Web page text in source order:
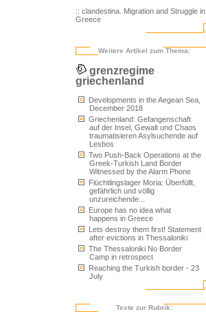
:: clandestina. Migration and Struggle in
Greece
Weitere Artikel zum Thema:
grenzregime
griechenland
Developments in the Aegean Sea,
December 2018
Griechenland: Gefangenschaft
auf der Insel, Gewalt und Chaos
traumatisieren Asylsuchende auf
Lesbos
Two Push-Back Operations at the
Greek-Turkish Land Border
Witnessed by the Alarm Phone
Flüchtlingslager Moria: Überfüllt,
gefährlich und völlig
unzureichende...
Europe has no idea what
happens in Greece
Lets destroy them first! Statement
after evictions in Thessaloniki
The Thessaloniki No Border
Camp in retrospect
Reaching the Turkish border - 23
July
Texte zur Rubrik: